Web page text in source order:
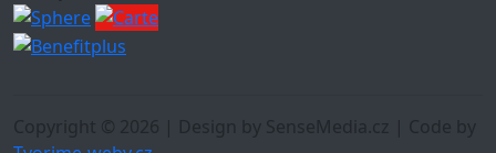
Copyright © 2026 | Design by SenseMedia.cz | Code by